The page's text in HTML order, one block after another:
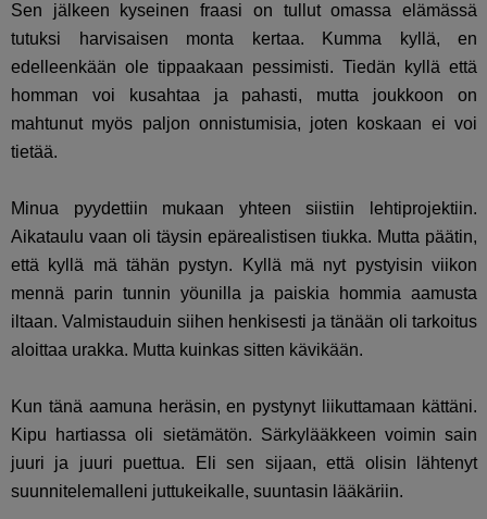
Sen jälkeen kyseinen fraasi on tullut omassa elämässä
tutuksi harvisaisen monta kertaa. Kumma kyllä, en
edelleenkään ole tippaakaan pessimisti. Tiedän kyllä että
homman voi kusahtaa ja pahasti, mutta joukkoon on
mahtunut myös paljon onnistumisia, joten koskaan ei voi
tietää.
Minua pyydettiin mukaan yhteen siistiin lehtiprojektiin.
Aikataulu vaan oli täysin epärealistisen tiukka. Mutta päätin,
että kyllä mä tähän pystyn. Kyllä mä nyt pystyisin viikon
mennä parin tunnin yöunilla ja paiskia hommia aamusta
iltaan. Valmistauduin siihen henkisesti ja tänään oli tarkoitus
aloittaa urakka. Mutta kuinkas sitten kävikään.
Kun tänä aamuna heräsin, en pystynyt liikuttamaan kättäni.
Kipu hartiassa oli sietämätön. Särkylääkkeen voimin sain
juuri ja juuri puettua. Eli sen sijaan, että olisin lähtenyt
suunnitelemalleni juttukeikalle, suuntasin lääkäriin.